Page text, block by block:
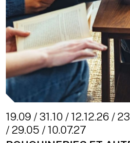
19.09 / 31.10 / 12.12.26 /
/ 29.05 / 10.07.27